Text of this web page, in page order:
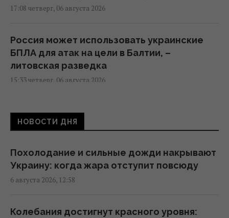
17:08 четверг, 06 августа 2026
Россия может использовать украинские
БПЛА для атак на цели в Балтии, –
литовская разведка
15:33 четверг, 06 августа 2026
Дрон со взрывчаткой возле украинского
Ан-24 в Лейпциге: пострадали ли самолет и
13:13 четверг, 06 августа 2026
"Незаметные" российские диверсии: война
12:50 четверг, 06 августа 2026
НОВОСТИ ДНЯ
Похолодание и сильные дожди накрывают
Украину: когда жара отступит повсюду
6 августа 2026, 12:58
Колебания достигнут красного уровня: